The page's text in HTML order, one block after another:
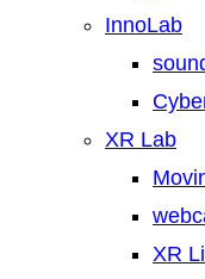
InnoLab
XR Lab
XR